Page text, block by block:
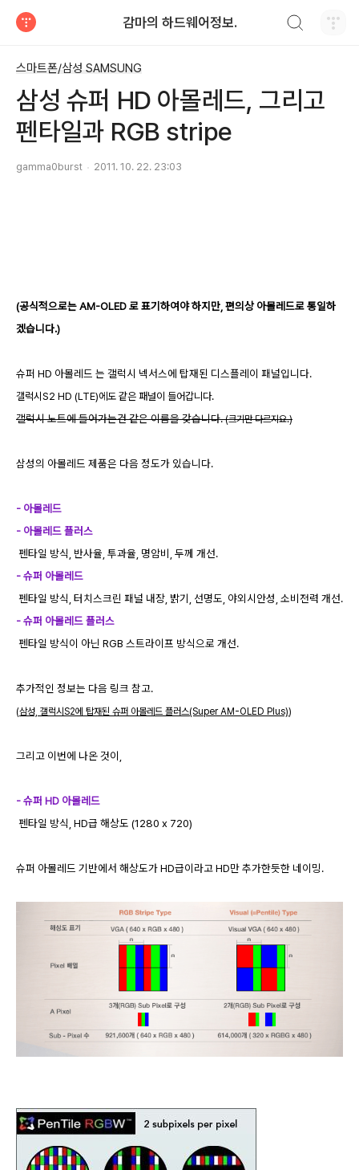
감마의 하드웨어정보.
스마트폰/삼성 SAMSUNG
삼성 슈퍼 HD 아몰레드, 그리고
펜타일과 RGB stripe
gamma0burst 2011. 10. 22. 23:03
(공식적으로는 AM-OLED 로 표기하여야 하지만, 편의상 아몰레드로 통일하
겠습니다.)
슈퍼 HD 아몰레드 는 갤럭시 넥서스에 탑재된 디스플레이 패널입니다.
갤럭시S2 HD (LTE)에도 같은 패널이 들어갑니다.
갤럭시 노트에 들어가는건 같은 이름을 갖습니다.(크기만 다르지요.)
삼성의 아몰레드 제품은 다음 정도가 있습니다.
- 아몰레드
- 아몰레드 플러스
펜타일 방식, 반사율, 투과율, 명암비, 두께 개선.
- 슈퍼 아몰레드
펜타일 방식, 터치스크린 패널 내장, 밝기, 선명도, 야외시안성, 소비전력 개선.
- 슈퍼 아몰레드 플러스
펜타일 방식이 아닌 RGB 스트라이프 방식으로 개선.
추가적인 정보는 다음 링크 참고.
(삼성, 갤럭시S2에 탑재된 슈퍼 아몰레드 플러스(Super AM-OLED Plus))
그리고 이번에 나온 것이,
- 슈퍼 HD 아몰레드
펜타일 방식, HD급 해상도 (1280 x 720)
슈퍼 아몰레드 기반에서 해상도가 HD급이라고 HD만 추가한듯한 네이밍.